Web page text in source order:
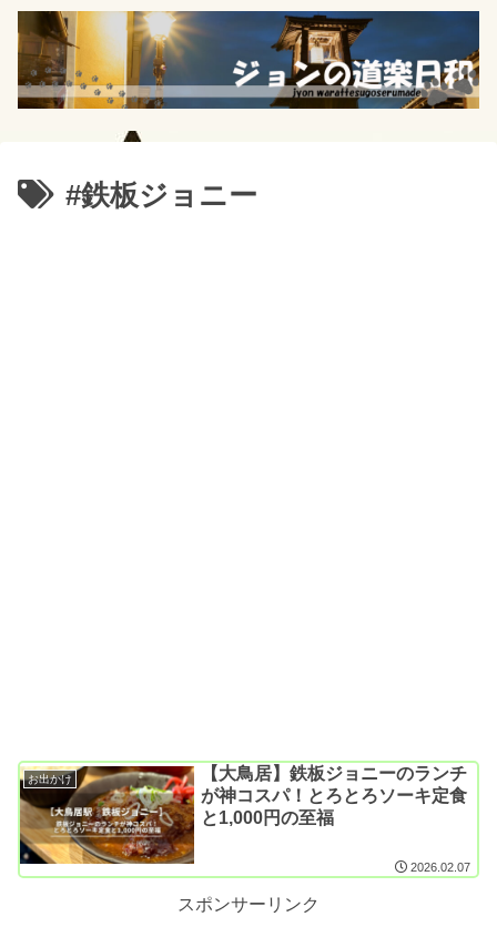
#鉄板ジョニー
お出かけ
【大鳥居】鉄板ジョニーのランチ
が神コスパ！とろとろソーキ定食
と1,000円の至福
2026.02.07
スポンサーリンク